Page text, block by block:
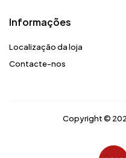
Informações
Localização da loja
Contacte-nos
Copyright ©